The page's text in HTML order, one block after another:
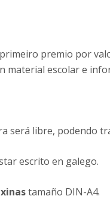
premio por
material escolar e
será libre, podendo
escrito en galego.
tamaño DIN-A4.